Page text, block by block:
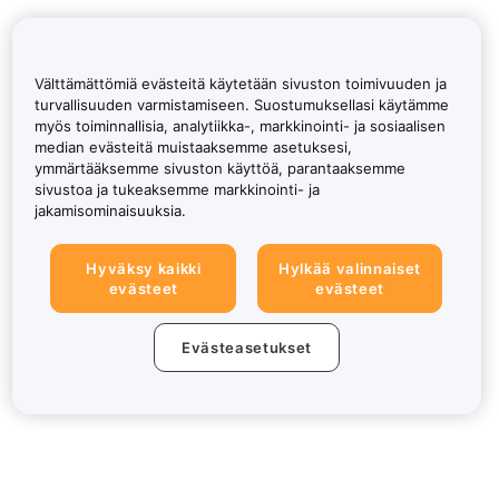
Välttämättömiä evästeitä käytetään sivuston toimivuuden ja
turvallisuuden varmistamiseen. Suostumuksellasi käytämme
myös toiminnallisia, analytiikka-, markkinointi- ja sosiaalisen
median evästeitä muistaaksemme asetuksesi,
ymmärtääksemme sivuston käyttöä, parantaaksemme
sivustoa ja tukeaksemme markkinointi- ja
jakamisominaisuuksia.
Hyväksy kaikki
evästeet
Hylkää valinnaiset
evästeet
Evästeasetukset